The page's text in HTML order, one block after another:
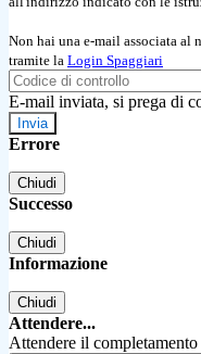
Non hai una e-mail associata al
tramite la Login Spaggiari
E-mail inviata, si prega di
Errore
Chiudi
Successo
Chiudi
Informazione
Chiudi
Attendere...
Attendere il